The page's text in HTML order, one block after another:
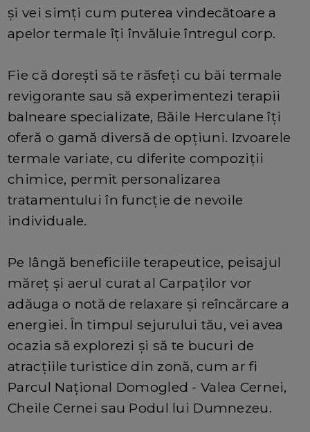
și vei simți cum puterea vindecătoare a
apelor termale îți învăluie întregul corp.
Fie că dorești să te răsfeți cu băi termale
revigorante sau să experimentezi terapii
balneare specializate, Băile Herculane îți
oferă o gamă diversă de opțiuni. Izvoarele
termale variate, cu diferite compoziții
chimice, permit personalizarea
tratamentului în funcție de nevoile
individuale.
Pe lângă beneficiile terapeutice, peisajul
măreț și aerul curat al Carpaților vor
adăuga o notă de relaxare și reîncărcare a
energiei. În timpul sejurului tău, vei avea
ocazia să explorezi și să te bucuri de
atracțiile turistice din zonă, cum ar fi
Parcul Național Domogled - Valea Cernei,
Cheile Cernei sau Podul lui Dumnezeu.